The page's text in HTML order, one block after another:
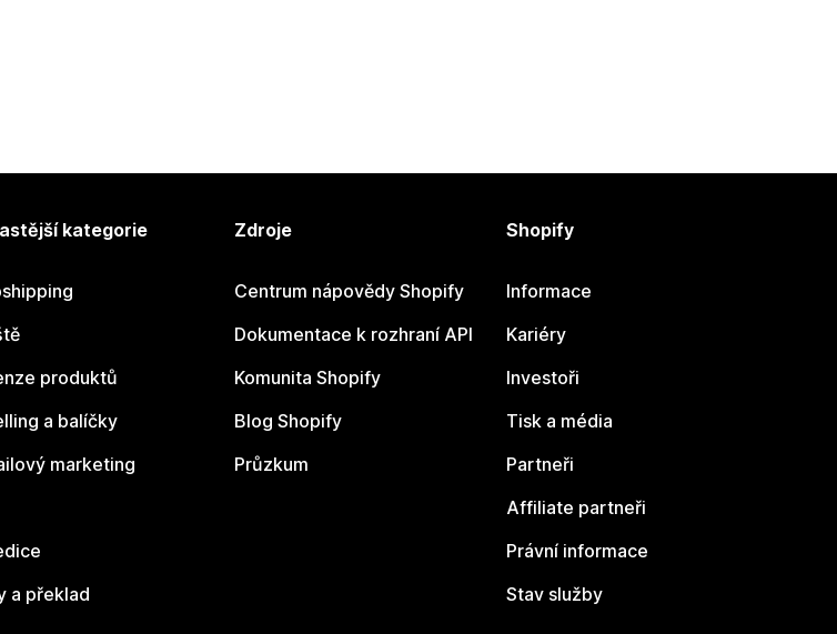
kategorie
produktů
a balíčky
marketing
a překlad
Zdroje
Centrum nápovědy Shopify
Dokumentace k rozhraní API
Komunita Shopify
Blog Shopify
Průzkum
Shopify
Informace
Kariéry
Investoři
Tisk a média
Partneři
Affiliate partneři
Právní informace
Stav služby